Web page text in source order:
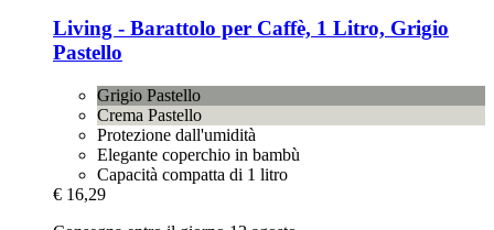
Living -​ Barattolo per Caffè, 1 Litro, Grigio
Pastello
Grigio Pastello
Crema Pastello
Protezione dall'umidità
Elegante coperchio in bambù
Capacità compatta di 1 litro
€ 16,29